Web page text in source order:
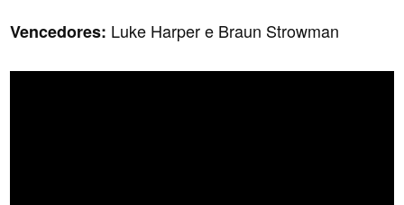
Vencedores: Luke Harper e Braun Strowman